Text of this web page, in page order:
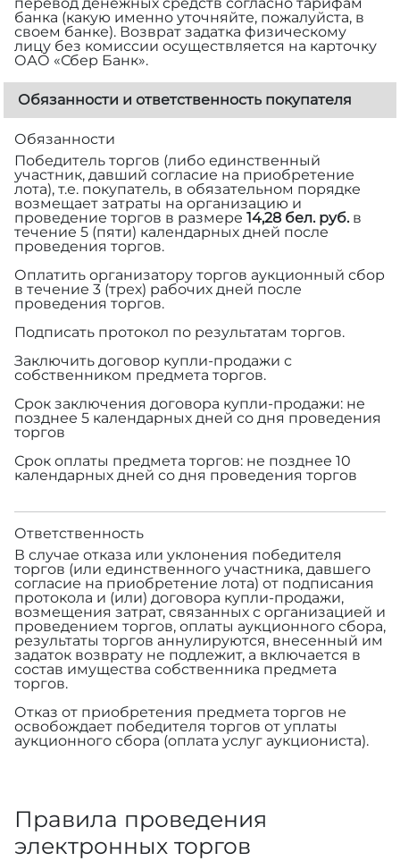
банка (какую именно уточняйте, пожалуйста, в
своем банке). Возврат задатка физическому
лицу без комиссии осуществляется на карточку
ОАО «Сбер Банк».
Обязанности и ответственность покупателя
Обязанности
Победитель торгов (либо единственный
участник, давший согласие на приобретение
лота), т.е. покупатель, в обязательном порядке
возмещает затраты на организацию и
проведение торгов в размере 14,28 бел. руб.в
течение 5 (пяти) календарных дней после
проведения торгов.
Оплатить организатору торгов аукционный сбор
в течение 3 (трех) рабочих дней после
проведения торгов.
Подписать протокол по результатам торгов.
Заключить договор купли-продажи с
собственником предмета торгов.
Срок заключения договора купли-продажи: не
позднее 5 календарных дней со дня проведения
торгов
Срок оплаты предмета торгов: не позднее 10
календарных дней со дня проведения торгов
Ответственность
В случае отказа или уклонения победителя
торгов (или единственного участника, давшего
согласие на приобретение лота) от подписания
протокола и (или) договора купли-продажи,
возмещения затрат, связанных с организацией и
проведением торгов, оплаты аукционного сбора,
результаты торгов аннулируются, внесенный им
задаток возврату не подлежит, а включается в
состав имущества собственника предмета
торгов.
Отказ от приобретения предмета торгов не
освобождает победителя торгов от уплаты
аукционного сбора (оплата услуг аукциониста).
Правила проведения
электронных торгов